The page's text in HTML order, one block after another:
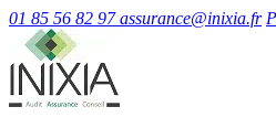
01 85 56 82 97 assurance@inixia.fr